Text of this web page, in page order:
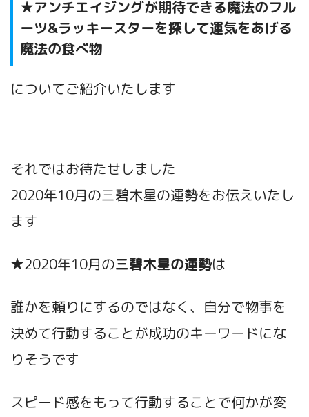
★アンチエイジングが期待できる魔法のフル
ーツ&ラッキースターを探して運気をあげる
魔法の食べ物
についてご紹介いたします
それではお待たせしました
2020年10月の三碧木星の運勢をお伝えいたし
ます
★2020年10月の三碧木星の運勢は
誰かを頼りにするのではなく、自分で物事を
決めて行動することが成功のキーワードにな
りそうです
スピード感をもって行動することで何かが変